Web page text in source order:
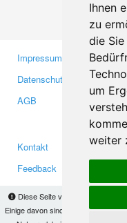
Ihnen
zu
die Sie
um
weiter
Diese Seite verwendet Cookies,
Einige davon sind notwendig, damit
Impressum
Datenschutzerklärung
AGB
Kontakt
Feedback